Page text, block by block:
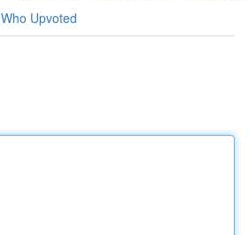
Who Upvoted